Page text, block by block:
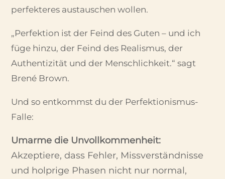
perfekteres austauschen wollen.
„Perfektion ist der Feind des Guten – und ich
füge hinzu, der Feind des Realismus, der
Authentizität und der Menschlichkeit.“ sagt
Brené Brown.
Und so entkommst du der Perfektionismus-
Falle:
Umarme die Unvollkommenheit:
Akzeptiere, dass Fehler, Missverständnisse
und holprige Phasen nicht nur normal,